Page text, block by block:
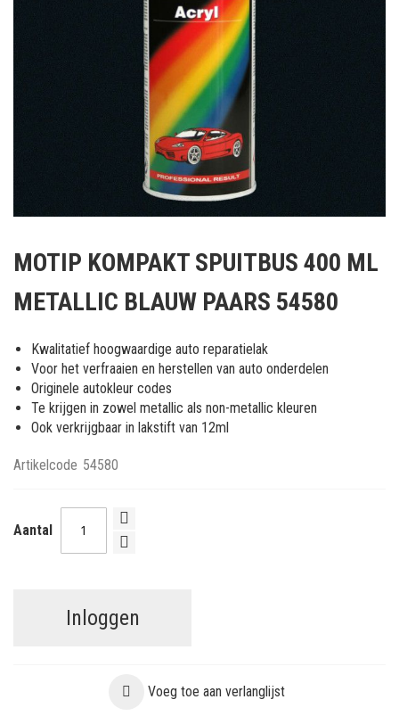
het
van
afbeeldingen-
gallerij
MOTIP KOMPAKT SPUITBUS 400 ML
METALLIC BLAUW PAARS 54580
Kwalitatief hoogwaardige auto reparatielak
Voor het verfraaien en herstellen van auto onderdelen
Originele autokleur codes
Te krijgen in zowel metallic als non-metallic kleuren
Ook verkrijgbaar in lakstift van 12ml
Artikelcode 54580
Aantal
Inloggen
Voeg toe aan verlanglijst